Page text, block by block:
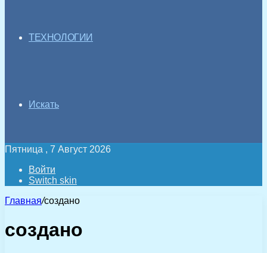
ТЕХНОЛОГИИ
Искать
Пятница , 7 Август 2026
Войти
Switch skin
Главная/создано
создано